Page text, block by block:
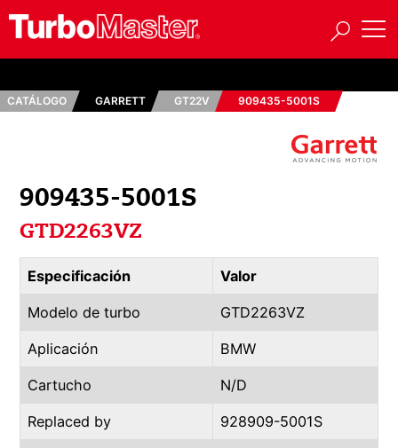
CATÁLOGO GARRETT GT22V 909435-5001S
909435-5001S
GTD2263VZ
Especificación Valor
Modelo de turbo GTD2263VZ
Aplicación BMW
Cartucho N/D
Replaced by 928909-5001S